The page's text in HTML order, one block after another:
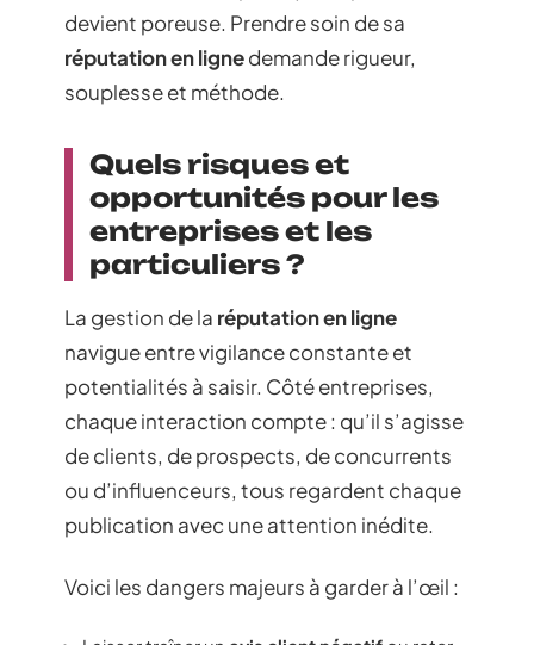
devient poreuse. Prendre soin de sa
réputation en lignedemande rigueur,
souplesse et méthode.
Quels risques et
opportunités pour les
entreprises et les
particuliers ?
La gestion de la réputation en ligne
navigue entre vigilance constante et
potentialités à saisir. Côté entreprises,
chaque interaction compte : qu’il s’agisse
de clients, de prospects, de concurrents
ou d’influenceurs, tous regardent chaque
publication avec une attention inédite.
Voici les dangers majeurs à garder à l’œil :